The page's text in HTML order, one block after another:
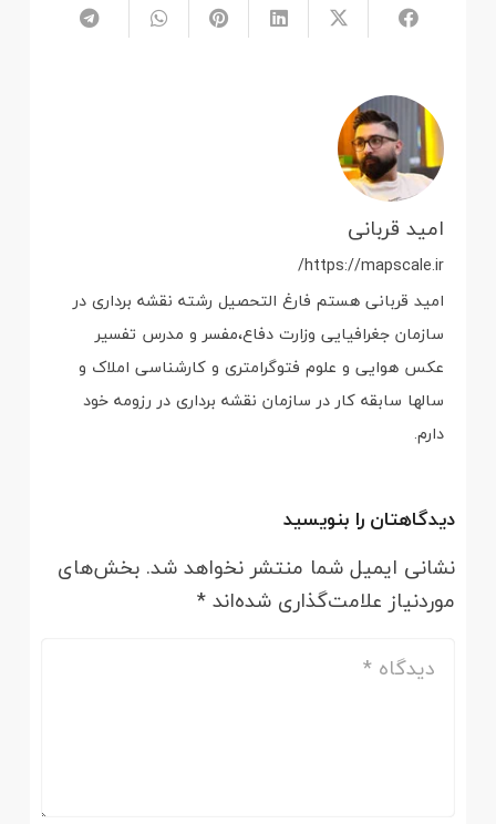
امید قربانی
https://mapscale.ir/
امید قربانی هستم فارغ التحصیل رشته نقشه برداری در
سازمان جغرافیایی وزارت دفاع،مفسر و مدرس تفسیر
عکس هوایی و علوم فتوگرامتری و کارشناسی املاک و
سالها سابقه کار در سازمان نقشه برداری در رزومه خود
دارم.
دیدگاهتان را بنویسید
نشانی ایمیل شما منتشر نخواهد شد. بخش‌های
موردنیاز علامت‌گذاری شده‌اند*